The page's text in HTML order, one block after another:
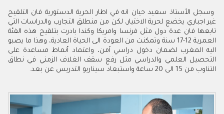
وسجل الأستاذ سعيد حيان انه في اطار الحرية الدستورية فان التلقيح
غير اجباري يخضع لحرية الاختيار، لكن من منطلق التجارب والدراسات التي
تابعها فان عدة دول مثل فرنسا وامريكا وكندا بادرت بتلقيح هذه الفئة
العمرية 12-17 سنة وتمكنت من العودة الى الحياة العادية، وهذا ما يصبو
اليه المغرب لضمان دخول دراسي آمن، واعتماد أنماط مساعدة على
التحصيل العلمي والدراسي مثل رفع سقف الغلاف الزمني في نطاق
التناوب من 15 الى 20 ساعة واستبعاد سيناريو التدريس عن بعد.